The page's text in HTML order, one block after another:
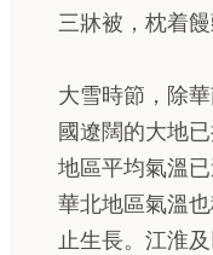
三牀被，枕着饅
大雪時節，除
國遼闊的大地
地區平均氣溫
華北地區氣溫
止生長。江淮